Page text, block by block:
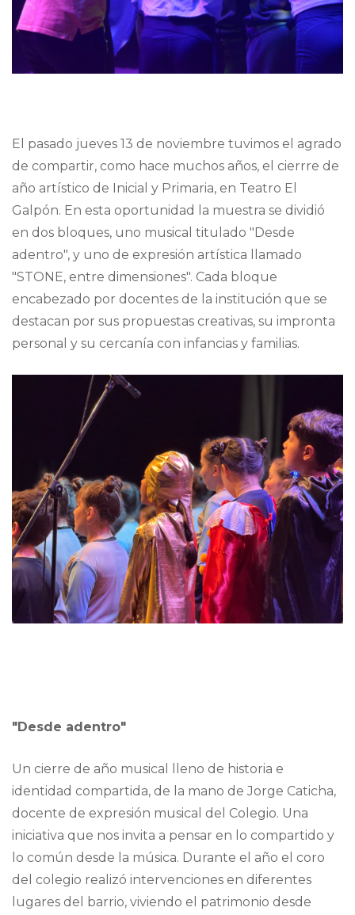
El pasado jueves 13 de noviembre tuvimos el agrado
de compartir, como hace muchos años, el cierrre de
año artístico de Inicial y Primaria, en Teatro El
Galpón. En esta oportunidad la muestra se dividió
en dos bloques, uno musical titulado "Desde
adentro", y uno de expresión artística llamado
"STONE, entre dimensiones". Cada bloque
encabezado por docentes de la institución que se
destacan por sus propuestas creativas, su impronta
personal y su cercanía con infancias y familias.
"Desde adentro"
Un cierre de año musical lleno de historia e
identidad compartida, de la mano de Jorge Caticha,
docente de expresión musical del Colegio. Una
iniciativa que nos invita a pensar en lo compartido y
lo común desde la música. Durante el año el coro
del colegio realizó intervenciones en diferentes
lugares del barrio, viviendo el patrimonio desde